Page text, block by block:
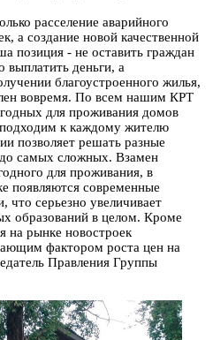
расселение аварийного
а создание новой качественной
позиция - не оставить граждан
деньги, а
благоустроенного жилья,
вовремя. По всем нашим КРТ
для проживания домов
к каждому жителю
позволяет решать разные
самых сложных. Взамен
для проживания, в
появляются современные
серьезно увеличивает
образований в целом. Кроме
на рынке новостроек
фактором роста цен на
Правления Группы